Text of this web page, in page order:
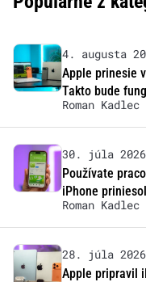
4. augusta
Apple prinesie
Takto bude
Roman Kadlec
30. júla 2026
Používate
iPhone
Roman Kadlec
28. júla 2026
Apple pripravil